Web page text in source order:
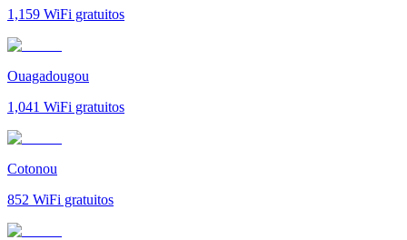
1,159 WiFi gratuitos
Ouagadougou
1,041 WiFi gratuitos
Cotonou
852 WiFi gratuitos